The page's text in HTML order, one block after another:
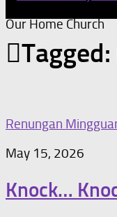
Our Home Church
Tagged:
Renungan
May 15, 2026
Knock…